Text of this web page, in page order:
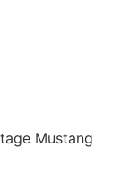
Mustang